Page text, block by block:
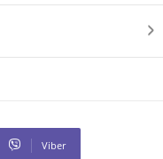
›
Viber